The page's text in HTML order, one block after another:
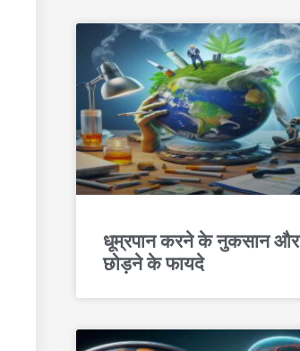
धूम्रपान करने के नुकसान और
छोड़ने के फायदे